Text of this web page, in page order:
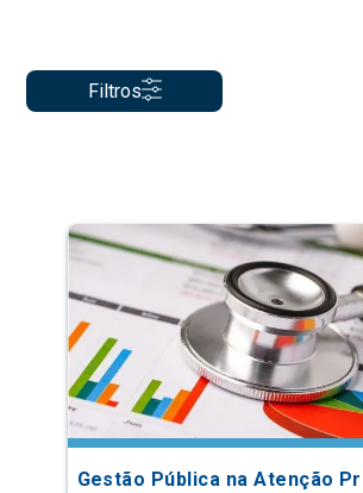
Filtros
Gestão Pública na Atenção